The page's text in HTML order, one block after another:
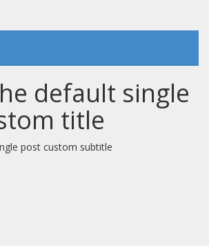
default single
title
post custom subtitle